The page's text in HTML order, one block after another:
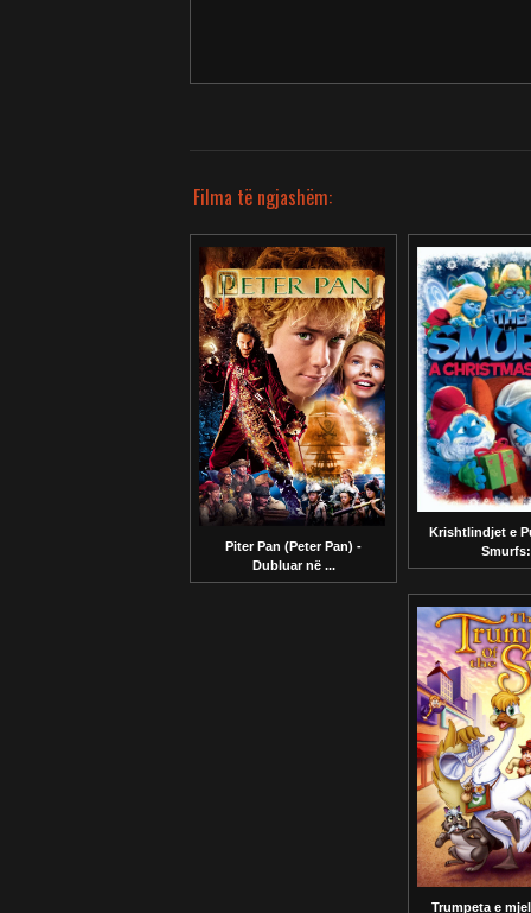
Filma të ngjashëm:
Piter Pan (Peter Pan) -
Dubluar në ...
Krishtlindjet e
Trumpeta e